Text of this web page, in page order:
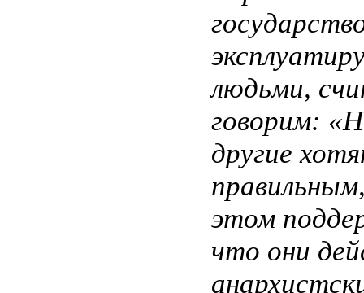
людьми,
говорим:
другие
этом
что они